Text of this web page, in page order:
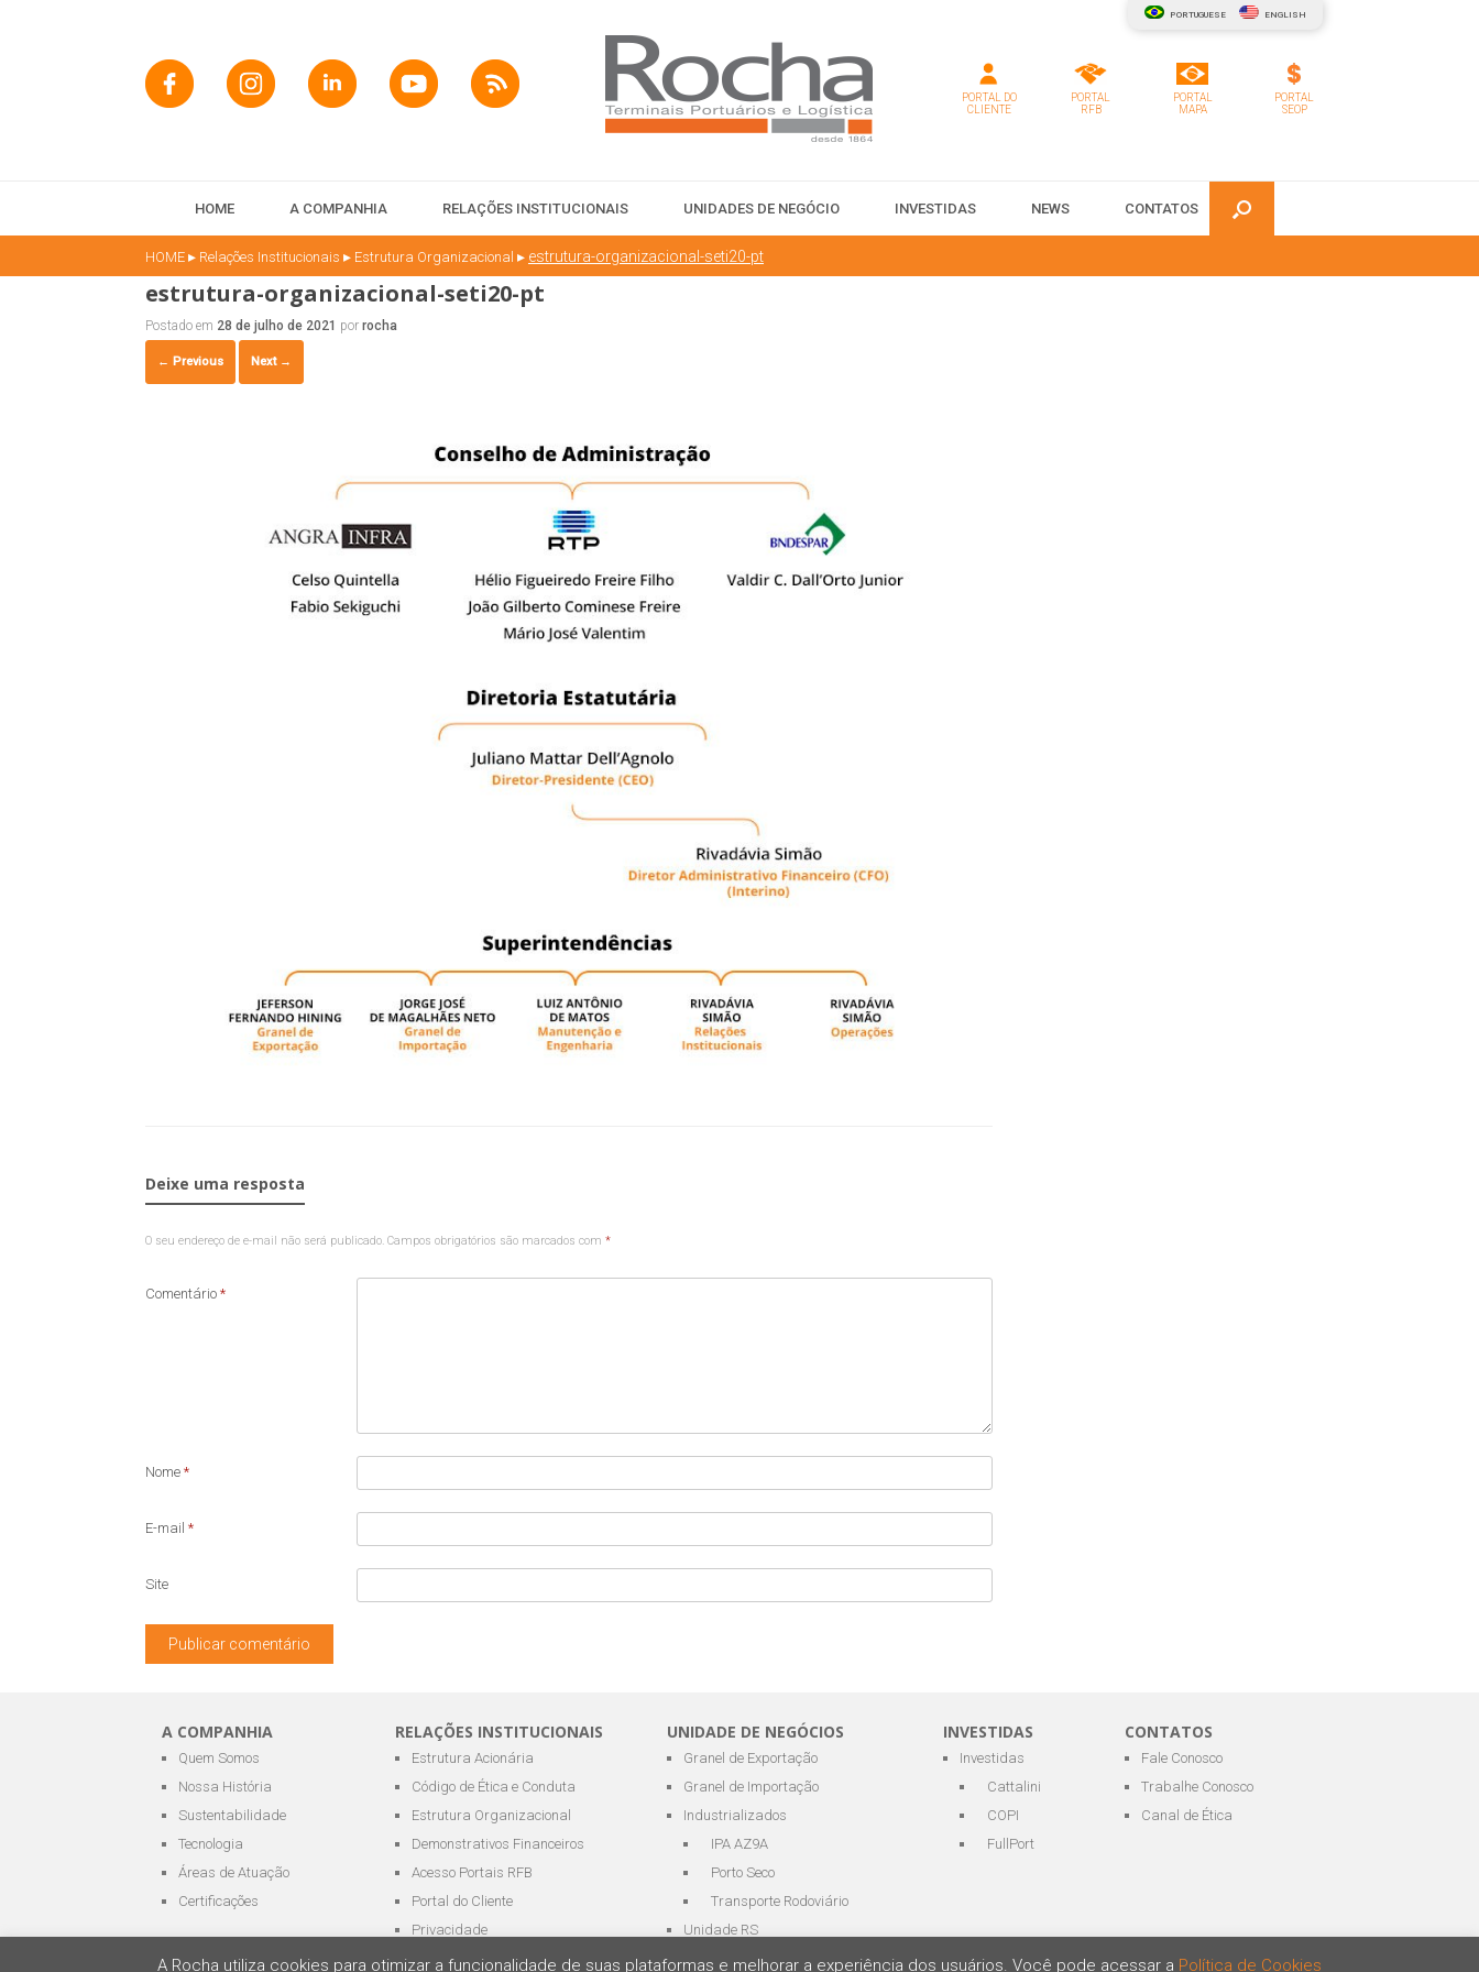
PORTUGUESE ENGLISH
PORTAL DO
CLIENTE
PORTAL
RFB
PORTAL
MAPA
PORTAL
SEOP
HOME A COMPANHIA RELAÇÕES INSTITUCIONAIS UNIDADES DE NEGÓCIO INVESTIDAS NEWS CONTATOS
HOME ▸ Relações Institucionais ▸ Estrutura Organizacional ▸ estrutura-organizacional-seti20-pt
estrutura-organizacional-seti20-pt
Postado em 28 de julho de 2021 por rocha
← Previous Next →
Deixe uma resposta
O seu endereço de e-mail não será publicado. Campos obrigatórios são marcados com *
Comentário *
Nome *
E-mail *
Site
A COMPANHIA
Quem Somos
Nossa História
Sustentabilidade
Tecnologia
Áreas de Atuação
Certificações
RELAÇÕES INSTITUCIONAIS
Estrutura Acionária
Código de Ética e Conduta
Estrutura Organizacional
Demonstrativos Financeiros
Acesso Portais RFB
Portal do Cliente
Privacidade
UNIDADE DE NEGÓCIOS
Granel de Exportação
Granel de Importação
Industrializados
IPA AZ9A
Porto Seco
Transporte Rodoviário
Unidade RS
INVESTIDAS
Investidas
Cattalini
COPI
FullPort
CONTATOS
Fale Conosco
Trabalhe Conosco
Canal de Ética
A Rocha utiliza cookies para otimizar a funcionalidade de suas plataformas e melhorar a experiência dos usuários. Você pode acessar a Política de Cookies